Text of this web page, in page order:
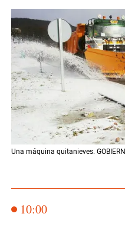
Una máquina quitanieves.
10:00